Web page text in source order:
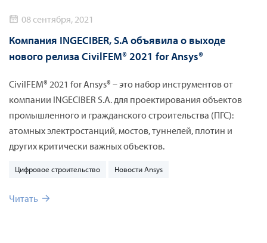
08 сентября, 2021
Компания INGECIBER, S.A объявила о выходе
нового релиза CivilFEM® 2021 for Ansys®
CivilFEM® 2021 for Ansys® – это набор инструментов от
компании INGECIBER S.A. для проектирования объектов
промышленного и гражданского строительства (ПГС):
атомных электростанций, мостов, туннелей, плотин и
других критически важных объектов.
Цифровое строительство Новости Ansys
Читать